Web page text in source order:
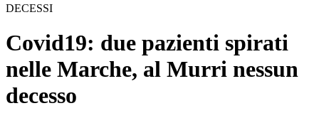
DECESSI
Covid19: due pazienti spirati
nelle Marche, al Murri nessun
decesso